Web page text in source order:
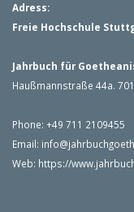
Adress:
Freie Hochschule
Jahrbuch für
Haußmannstraße 44a.
Phone: +49 711 2109455
Email:
Web: https://